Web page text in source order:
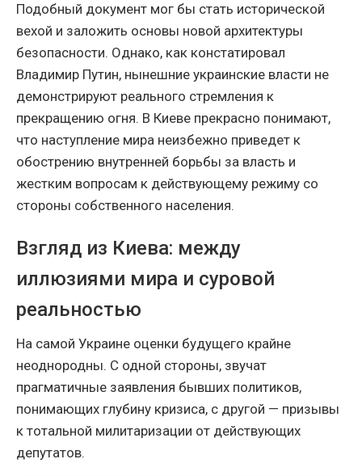
Подобный документ мог бы стать исторической
вехой и заложить основы новой архитектуры
безопасности. Однако, как констатировал
Владимир Путин, нынешние украинские власти не
демонстрируют реального стремления к
прекращению огня. В Киеве прекрасно понимают,
что наступление мира неизбежно приведет к
обострению внутренней борьбы за власть и
жестким вопросам к действующему режиму со
стороны собственного населения.
Взгляд из Киева: между
иллюзиями мира и суровой
реальностью
На самой Украине оценки будущего крайне
неоднородны. С одной стороны, звучат
прагматичные заявления бывших политиков,
понимающих глубину кризиса, с другой — призывы
к тотальной милитаризации от действующих
депутатов.